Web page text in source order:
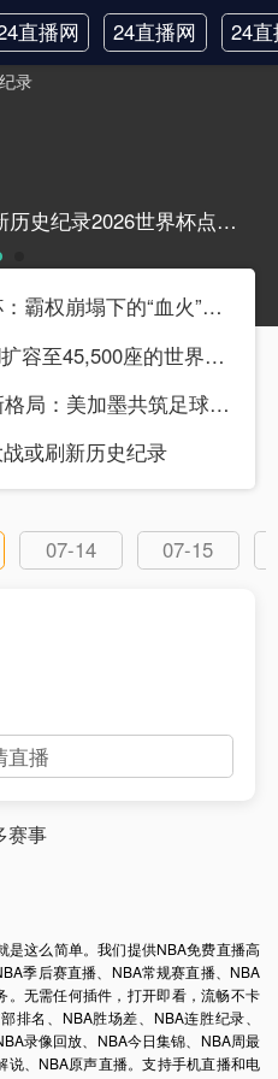
直播网
日职联
24直播网
中甲
24
韩
2026世界杯点球大战或刷新历史纪录2026世界杯点球大战或刷新历史纪录
2026美加墨世界杯：霸权崩塌下的“血火”狂欢
“多伦多BMO Field扩容至45,500座的世界杯声场适配性仿真分析（2026）”
2026世界杯48队新格局：美加墨共筑足球盛宴，北美势力版图全面重构
或刷新历史纪录
07-14
07-15
直播
赛事
是这么简单。我们提供NBA免费直播高
季后赛直播、NBA常规赛直播、NBA
无需任何插件，打开即看，流畅不卡
排名、NBA胜场差、NBA连胜纪录、
录像回放、NBA今日集锦、NBA周最
、NBA原声直播。支持手机直播和电